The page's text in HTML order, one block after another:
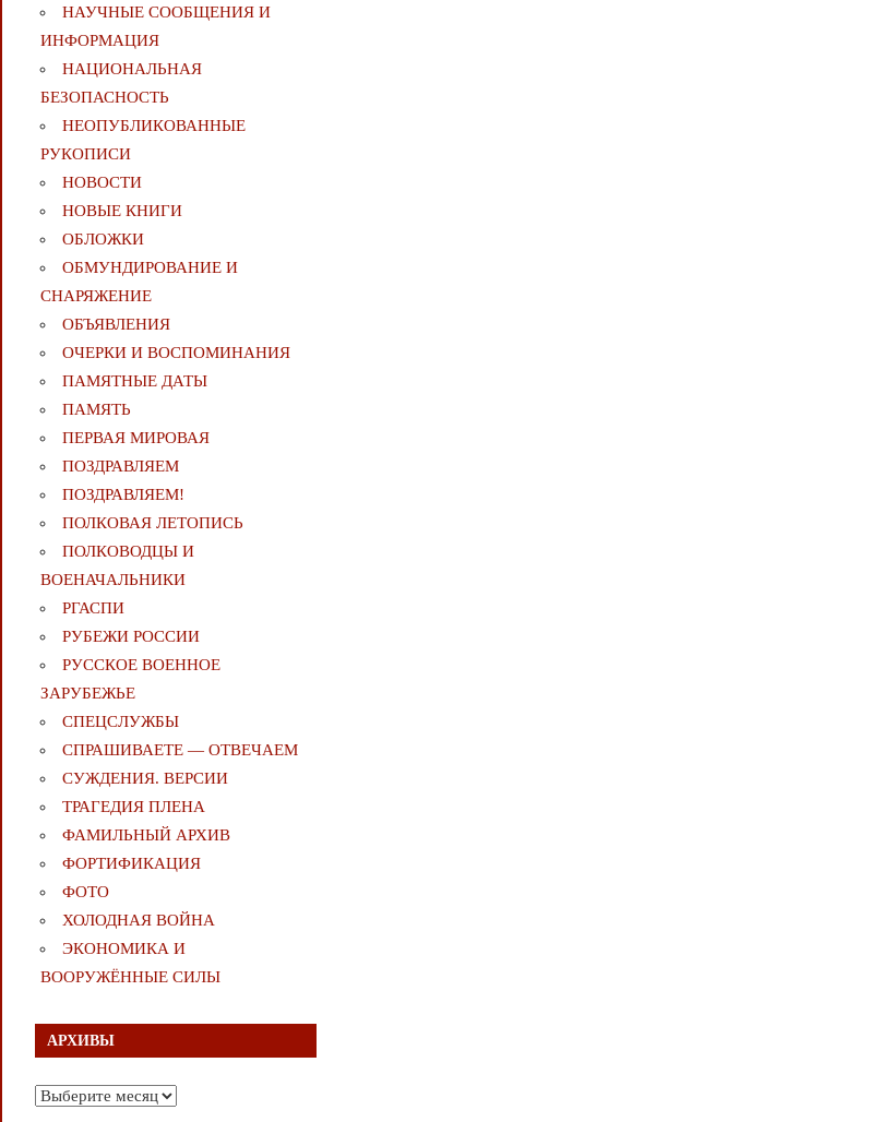
НАУЧНЫЕ СООБЩЕНИЯ И
ИНФОРМАЦИЯ
НАЦИОНАЛЬНАЯ
БЕЗОПАСНОСТЬ
НЕОПУБЛИКОВАННЫЕ
РУКОПИСИ
НОВОСТИ
НОВЫЕ КНИГИ
ОБЛОЖКИ
ОБМУНДИРОВАНИЕ И
СНАРЯЖЕНИЕ
ОБЪЯВЛЕНИЯ
ОЧЕРКИ И ВОСПОМИНАНИЯ
ПАМЯТНЫЕ ДАТЫ
ПАМЯТЬ
ПЕРВАЯ МИРОВАЯ
ПОЗДРАВЛЯЕМ
ПОЗДРАВЛЯЕМ!
ПОЛКОВАЯ ЛЕТОПИСЬ
ПОЛКОВОДЦЫ И
ВОЕНАЧАЛЬНИКИ
РГАСПИ
РУБЕЖИ РОССИИ
РУССКОЕ ВОЕННОЕ
ЗАРУБЕЖЬЕ
СПЕЦСЛУЖБЫ
СПРАШИВАЕТЕ — ОТВЕЧАЕМ
СУЖДЕНИЯ. ВЕРСИИ
ТРАГЕДИЯ ПЛЕНА
ФАМИЛЬНЫЙ АРХИВ
ФОРТИФИКАЦИЯ
ФОТО
ХОЛОДНАЯ ВОЙНА
ЭКОНОМИКА И
ВООРУЖЁННЫЕ СИЛЫ
АРХИВЫ
Архивы